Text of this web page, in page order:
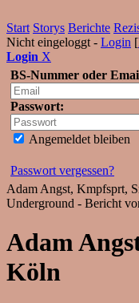
Start Storys Berichte
Nicht eingeloggt - Login [
Login X
BS-Nummer oder
Passwort:
Angemeldet bleiben
Passwort vergessen?
Adam Angst, Kmpfsprt,
Underground - Bericht
Adam
Köln